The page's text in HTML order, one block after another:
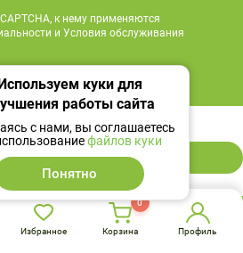
668 ₽
В корзину
к нему применяются
и Условия обслуживания
419 18 18
социальных сетях
Избранное Корзина
0
Профиль
куки для
работы сайта
с нами, вы соглашаетесь
файлов куки
Понятно